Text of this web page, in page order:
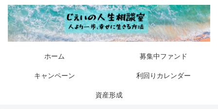
ホーム 募集中ファンド
キャンペーン 利回りカレンダー
資産形成